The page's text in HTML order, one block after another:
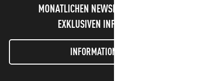
MONATLICHEN NEWSLETTER UND UNSERE
EXKLUSIVEN INFORMATIONEN!
INFORMATIONEN LETTER